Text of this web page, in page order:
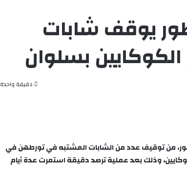
يوقف شابات
بسلوان
دقيقة واحدة
من توقيف عدد منالشاباتالمشتبه في تورطهن في
، وذلك بعد عملية ترصد دقيقة استمرت عدة أيام